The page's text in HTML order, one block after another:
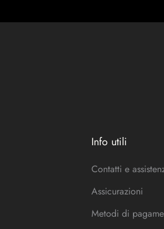
Info utili
Contatti e
Assicurazioni
Metodi di